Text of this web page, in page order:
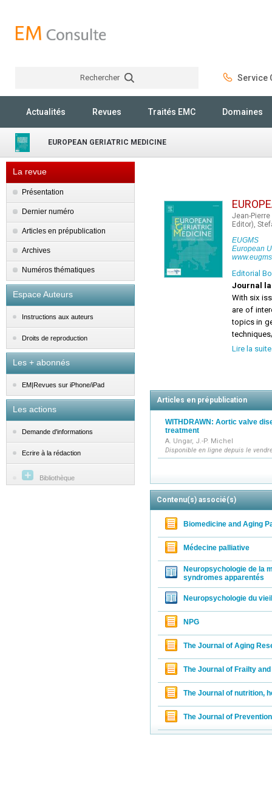
Rechercher Service
Actualités Revues Traités EMC Domaines
EUROPEAN GERIATRIC MEDICINE
La revue
Présentation
Dernier numéro
Articles en prépublication
Archives
Numéros thématiques
Espace Auteurs
Instructions aux auteurs
Droits de reproduction
Les + abonnés
EM|Revues sur iPhone/iPad
Les actions
Demande d'informations
Ecrire à la rédaction
Bibliothèque
Jean-
Editor),
EUGMS
European
Editorial
Journal
With six
are of
topics in
This wide
case
and news
Lire la suite
Articles en prépublication
WITHDRAWN: Aortic valve
treatment
A. Ungar, J.-P. Michel
Disponible en ligne depuis le
Contenu(s) associé(s)
Biomedicine and Aging
Médecine palliative
Neuropsychologie de la
syndromes apparentés
Neuropsychologie du
NPG
The Journal of Aging
The Journal of Frailty
The Journal of nutrition,
The Journal of